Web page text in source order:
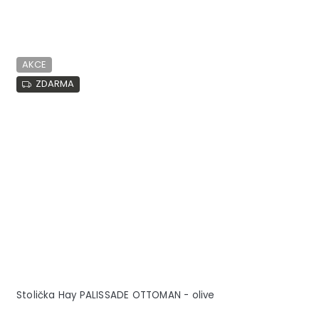
AKCE
ZDARMA
Stolička Hay PALISSADE OTTOMAN - olive